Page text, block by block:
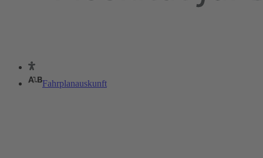
Fahrplanauskunft